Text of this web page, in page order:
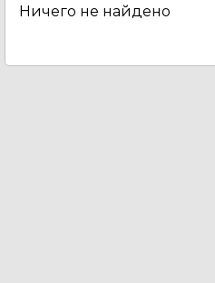
Ничего не найдено